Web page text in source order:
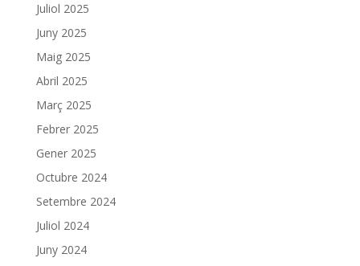
Juliol 2025
Juny 2025
Maig 2025
Abril 2025
Març 2025
Febrer 2025
Gener 2025
Octubre 2024
Setembre 2024
Juliol 2024
Juny 2024